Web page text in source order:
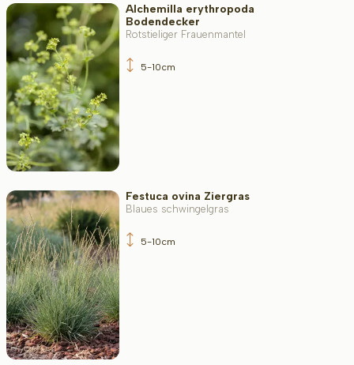
Immergrün
Bodenart
Filter toepassen
Alchemilla erythropoda
Bodendecker
Rotstieliger Frauenmantel
5-10cm
Festuca ovina Ziergras
Blaues schwingelgras
5-10cm